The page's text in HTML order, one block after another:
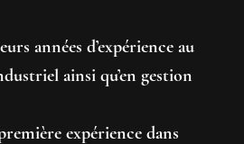
années d’expérience au
ainsi qu’en gestion
expérience dans